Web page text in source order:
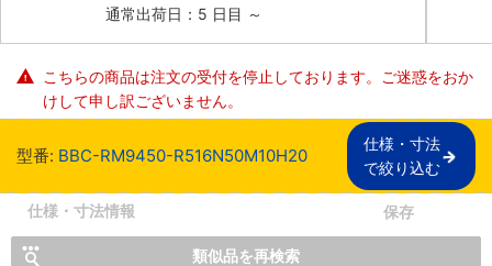
通常出荷日：5 日目 ～
こちらの商品は注文の受付を停止しております。ご迷惑をおか
けして申し訳ございません。
型番: BBC-RM9450-R516N50M10H20
仕様・寸法
で絞り込む
仕様・寸法情報 保存
類似品を再検索